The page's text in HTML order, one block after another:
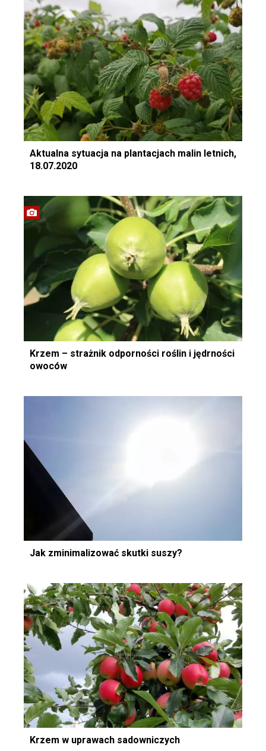
Aktualna sytuacja na plantacjach malin letnich,
18.07.2020
Krzem – strażnik odporności roślin i jędrności
owoców
Jak zminimalizować skutki suszy?
Krzem w uprawach sadowniczych